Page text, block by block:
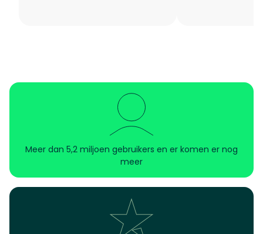
Meer dan 5,2 miljoen gebruikers en er komen er nog
meer